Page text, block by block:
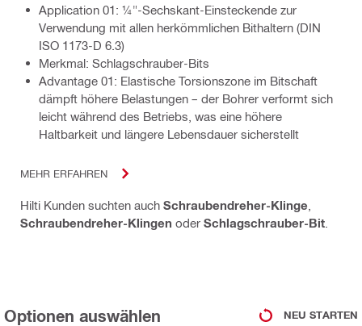
Application 01: ¼"-Sechskant-Einsteckende zur
Verwendung mit allen herkömmlichen Bithaltern (DIN
ISO 1173-D 6.3)
Merkmal: Schlagschrauber-Bits
Advantage 01: Elastische Torsionszone im Bitschaft
dämpft höhere Belastungen – der Bohrer verformt sich
leicht während des Betriebs, was eine höhere
Haltbarkeit und längere Lebensdauer sicherstellt
MEHR ERFAHREN
Hilti Kunden suchten auch Schraubendreher-Klinge
Schraubendreher-Klingen oder Schlagschrauber-Bit
Optionen auswählen NEU STARTEN